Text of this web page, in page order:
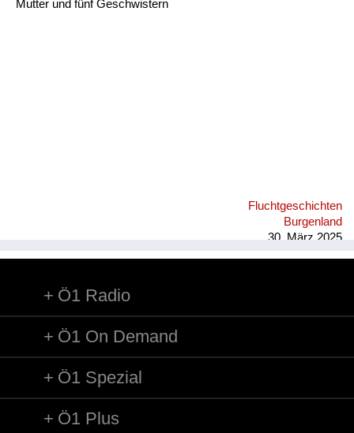
Mutter und fünf Geschwistern
Fluchtgeschichten
Burgenland
30. März 2025
Ö1 Radio
Ö1 On Demand
Ö1 Spezial
Ö1 Plus